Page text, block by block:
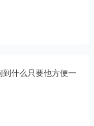
什么只要他方便一